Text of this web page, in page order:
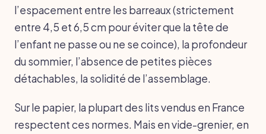
l’espacement entre les barreaux (strictement
entre 4,5 et 6,5 cm pour éviter que la tête de
l’enfant ne passe ou ne se coince), la profondeur
du sommier, l’absence de petites pièces
détachables, la solidité de l’assemblage.
Sur le papier, la plupart des lits vendus en France
respectent ces normes. Mais en vide-grenier, en